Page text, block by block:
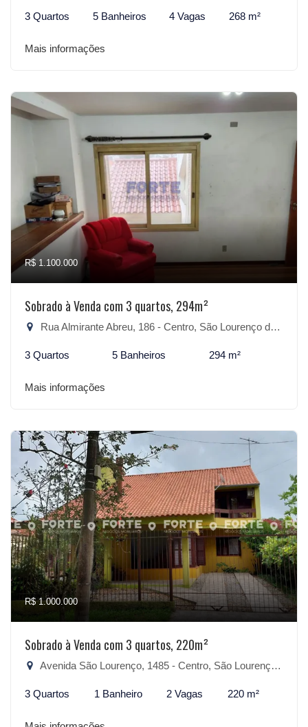
3 Quartos 5 Banheiros 4 Vagas 268 m²
Mais informações
R$ 1.100.000
Sobrado à Venda com 3 quartos, 294m²
Rua Almirante Abreu, 186 - Centro, São Lourenço do Sul-RS
3 Quartos 5 Banheiros 294 m²
Mais informações
R$ 1.000.000
Sobrado à Venda com 3 quartos, 220m²
Avenida São Lourenço, 1485 - Centro, São Lourenço do Sul-RS
3 Quartos 1 Banheiro 2 Vagas 220 m²